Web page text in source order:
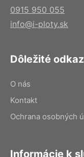
0915 950 055
info@i-ploty.sk
Dôležité
O nás
Kontakt
Ochrana osobných
Informácie k